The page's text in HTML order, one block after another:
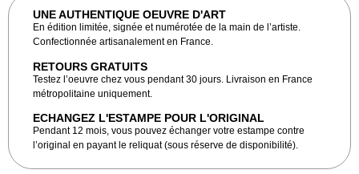
UNE AUTHENTIQUE OEUVRE D'ART
En édition limitée, signée et numérotée de la main de l’artiste.
Confectionnée artisanalement en France.
RETOURS GRATUITS
Testez l’oeuvre chez vous pendant 30 jours. Livraison en France
métropolitaine uniquement.
ECHANGEZ L'ESTAMPE POUR L'ORIGINAL
Pendant 12 mois, vous pouvez échanger votre estampe contre
l’original en payant le reliquat (sous réserve de disponibilité).